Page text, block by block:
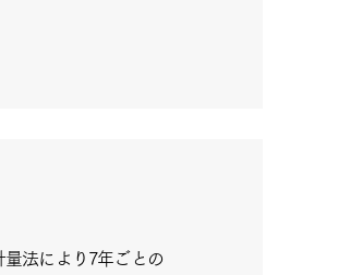
法により7年ごとの